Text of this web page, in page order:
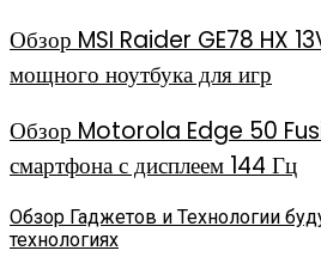
Обзор MSI Raider GE78 HX
мощного ноутбука для игр
Обзор Motorola Edge 50
смартфона с дисплеем 144 Гц
Обзор Гаджетов и Технологии
технологиях